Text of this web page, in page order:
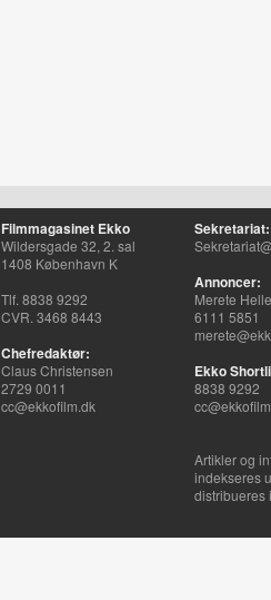
Filmmagasinet Ekko
Wildersgade 32, 2. sal
1408 København K
Tlf. 8838 9292
CVR. 3468 8443
Chefredaktør:
Claus Christensen
2729 0011
cc@ekkofilm.dk
Sekretariat:
Annoncer:
Merete
6111 5851
Ekko
8838 9292
Artikler og
indekseres
distribueres